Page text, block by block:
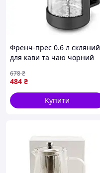
Френч-прес 0.6 л скляний
для кави та чаю чорний
484 ₴
678₴
Купити